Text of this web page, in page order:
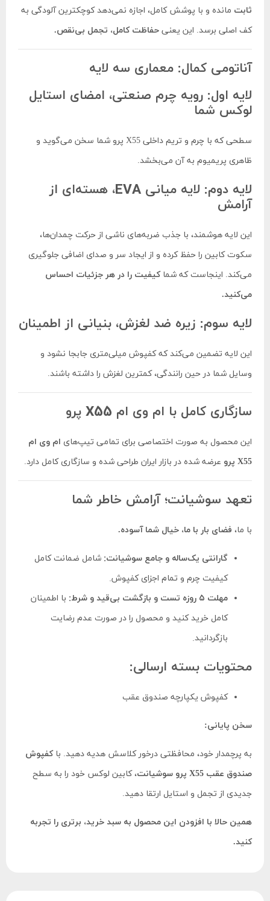
ثابت مانده و با پوشش کامل، اجازه نمی‌دهد کوچکترین آلودگی به
کف اصلی برسد. این یعنی حفاظت کامل، تجمل بی‌نقص.
آناتومی کمال: معماری سه لایه
لایه اول: رویه چرم صنعتی، امضای استایل
لوکس شما
سطحی که با چرم و تریم داخلی X55 پرو شما سخن می‌گوید و
ظاهری پریمیوم به آن می‌بخشد.
لایه دوم: لایه میانی EVA، هسته‌ای از
آرامش
این لایه هوشمند، با جذب ضربه‌های ناشی از حرکت چمدان‌ها،
سکوت کابین را حفظ کرده و از ایجاد سر و صدای اضافی جلوگیری
می‌کند. اینجاست که شماکیفیت را در هر جزئیات احساس
می‌کنید.
لایه سوم: زیره ضد لغزش، بنیانی از اطمینان
این لایه تضمین می‌کند که کفپوش میلی‌متری جابجا نشود و
وسایل شما در حین رانندگی، کمترین لغزش را داشته باشند.
سازگاری کامل با ام وی ام X55 پرو
این محصول به صورت اختصاصی برای تمامی تیپ‌های ام وی ام
X55 پرو
عرضه شده در بازار ایران طراحی شده و سازگاری کامل دارد.
تعهد سوشیانت؛ آرامش خاطر شما
با ما، فضای بار با ما، خیال شما آسوده.
گارانتی یک‌ساله و جامع سوشیانت: شامل ضمانت کامل
کیفیت چرم و تمام اجزای کفپوش.
مهلت ۵ روزه تست و بازگشت بی‌قید و شرط:
با اطمینان
کامل خرید کنید و محصول را در صورت عدم رضایت
بازگردانید.
محتویات بسته ارسالی:
کفپوش یکپارچه صندوق عقب
سخن پایانی:
به پرچمدار خود، محافظتی درخور کلاسش هدیه دهید. باکفپوش
صندوق عقب X55 پرو سوشیانت
، کابین لوکس خود را به سطح
جدیدی از تجمل و استایل ارتقا دهید.
همین حالا با افزودن این محصول به سبد خرید، برتری را تجربه
کنید.